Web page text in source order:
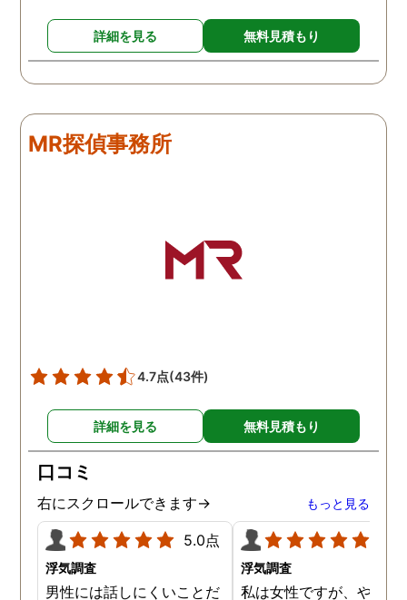
詳細を見る 無料見積もり
MR探偵事務所
4.7点(43件)
詳細を見る 無料見積もり
口コミ
右にスクロールできます→ もっと見る
5.0点
浮気調査
男性には話しにくいことだ
浮気調査
私は女性ですが、やはり